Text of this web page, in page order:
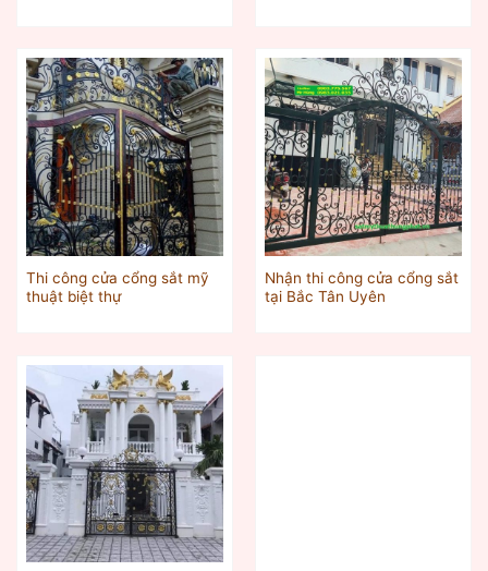
Thi công cửa cổng sắt mỹ
thuật biệt thự
Nhận thi công cửa cổng sắt
tại Bắc Tân Uyên